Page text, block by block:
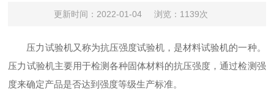
更新时间：2022-01-04 浏览：1139次
压力试验机又称为抗压强度试验机，是材料试验机的一种。
压力试验机主要用于检测各种固体材料的抗压强度，通过检测强
度来确定产品是否达到强度等级生产标准。